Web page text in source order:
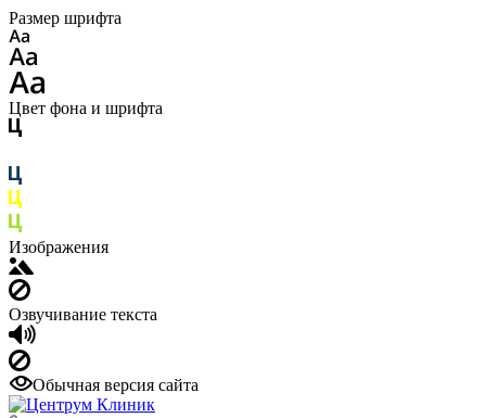
Размер шрифта
Цвет фона и шрифта
Изображения
Озвучивание текста
Обычная версия сайта